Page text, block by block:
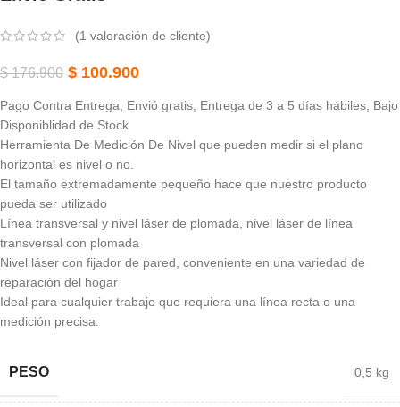
(1 valoración de cliente)
$176.900 $ 100.900
Pago Contra Entrega, Envió gratis, Entrega de 3 a 5 días hábiles, Bajo
Disponiblidad de Stock
Herramienta De Medición De Nivel que pueden medir si el plano
horizontal es nivel o no.
El tamaño extremadamente pequeño hace que nuestro producto
pueda ser utilizado
Línea transversal y nivel láser de plomada, nivel láser de línea
transversal con plomada
Nivel láser con fijador de pared, conveniente en una variedad de
reparación del hogar
Ideal para cualquier trabajo que requiera una línea recta o una
medición precisa.
PESO 0,5 kg